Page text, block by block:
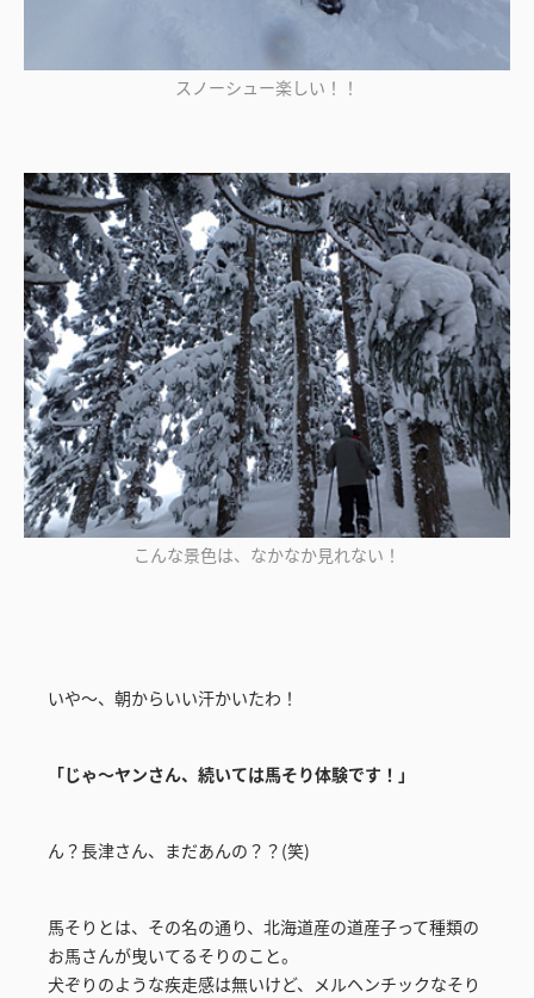
スノーシュー楽しい！！
こんな景色は、なかなか見れない！
いや～、朝からいい汗かいたわ！
「じゃ～ヤンさん、続いては馬そり体験です！」
ん？長津さん、まだあんの？？(笑)
馬そりとは、その名の通り、北海道産の道産子って種類の
お馬さんが曳いてるそりのこと。
犬ぞりのような疾走感は無いけど、メルヘンチックなそり